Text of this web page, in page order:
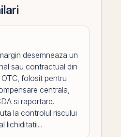
desemneaza un
sau contractual din
folosit pentru
centrala,
si raportare.
la controlul riscului
lichiditatii...